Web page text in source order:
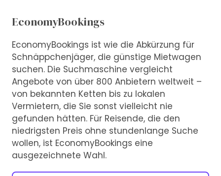
EconomyBookings
EconomyBookings ist wie die Abkürzung für
Schnäppchenjäger, die günstige Mietwagen
suchen. Die Suchmaschine vergleicht
Angebote von über 800 Anbietern weltweit –
von bekannten Ketten bis zu lokalen
Vermietern, die Sie sonst vielleicht nie
gefunden hätten. Für Reisende, die den
niedrigsten Preis ohne stundenlange Suche
wollen, ist EconomyBookings eine
ausgezeichnete Wahl.